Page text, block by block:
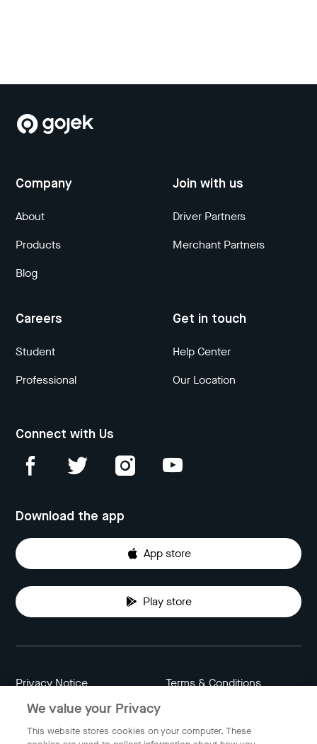
Company
About
Products
Blog
Join with us
Driver Partners
Merchant Partners
Careers
Student
Professional
Get in touch
Help Center
Our Location
Connect with Us
Download the app
App store
Play store
Privacy Notice Terms & Conditions
Data Attribution
We value your Privacy
This website stores cookies on your computer. These